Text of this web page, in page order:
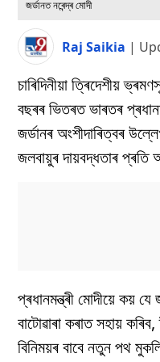
জৰ্ডানত নৰেন্দ্ৰ মোদী
Raj Saikia |
চাৰিদিনীয়া ত্ৰিদেশীয়
বছৰৰ ভিতৰত ভাৰতৰ
জৰ্ডানৰ অংশীদাৰিত্বৰ
জলবায়ুৰ দায়বদ্ধতাৰ প্ৰতি
প্ৰধানমন্ত্ৰী মোদীয়ে কয়
বাটোৱাৰা কৰাত সহায়
বিনিময়ৰ বাবে নতুন পথ